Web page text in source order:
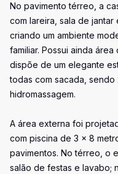
No pavimento térreo, a
com lareira, sala de jantar
criando um ambiente
familiar. Possui ainda
dispõe de um elegante
todas com sacada,
hidromassagem.
A área externa foi
com piscina de 3 x 8
pavimentos. No térreo, o
salão de festas e lavabo;